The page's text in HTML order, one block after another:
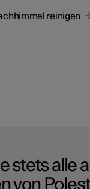
reinigen
stets alle
von